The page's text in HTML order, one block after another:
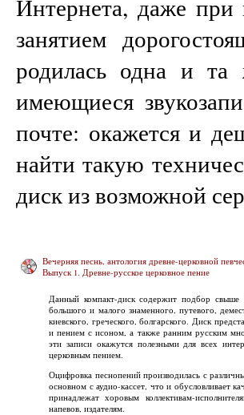
Интернета, даже при
занятием
родилась одна и
имеющиеся
почте: окажется и
найти такую
диск из возможной
Вечерняя песнь, антология древне-церковной
Выпуск 1. Древне-русское церковное пение
Данный компакт-диск содержит подбор свыше
большого и малого знаменного, путевого,
киевского, греческого, болгарского. Диск
и пением с исоном, а также ранним русским
эти записи окажутся полезными для всех
церковным пением.
Оцифровка песнопений производилась с
основном с аудио-кассет, что и обусловливает
принадлежат хоровым коллективам-
напевов, издателям.